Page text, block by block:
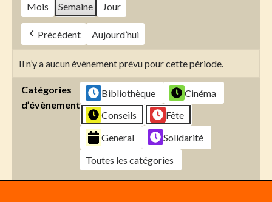
Mois
Semaine Jour
Précédent Aujourd’hui
Il n’y a aucun évènement prévu pour cette période.
Catégories
d’évènement
Bibliothèque
Cinéma
Conseils
Fête
General
Solidarité
Toutes les catégories